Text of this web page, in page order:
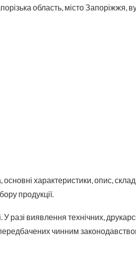
область, місто Запоріжжя,
характеристики, опис,
продукції.
У разі виявлення технічних,
чинним